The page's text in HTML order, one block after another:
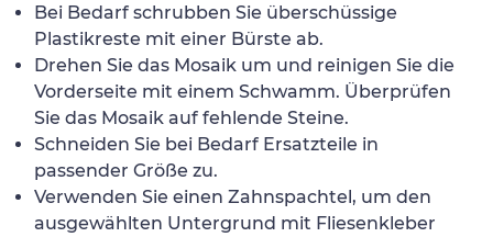
Bei Bedarf schrubben Sie überschüssige
Plastikreste mit einer Bürste ab.
Drehen Sie das Mosaik um und reinigen Sie die
Vorderseite mit einem Schwamm. Überprüfen
Sie das Mosaik auf fehlende Steine.
Schneiden Sie bei Bedarf Ersatzteile in
passender Größe zu.
Verwenden Sie einen Zahnspachtel, um den
ausgewählten Untergrund mit Fliesenkleber